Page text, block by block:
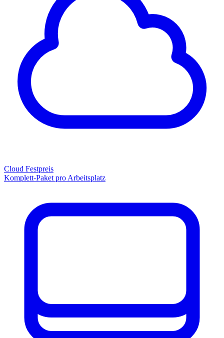
Cloud Festpreis
Komplett-Paket pro Arbeitsplatz